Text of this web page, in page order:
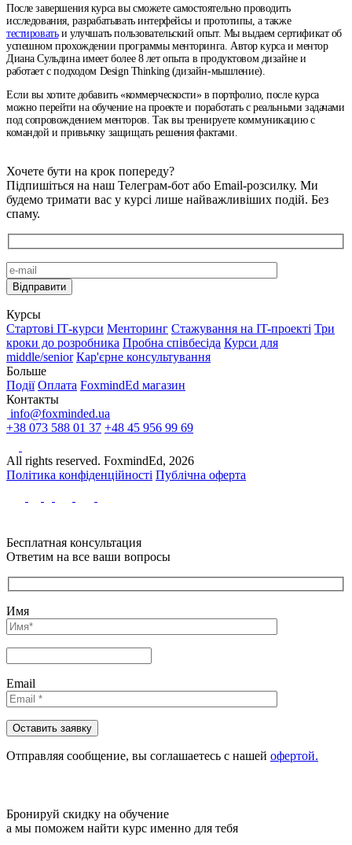
После завершения курса вы сможете самостоятельно проводить
исследования, разрабатывать интерфейсы и прототипы, а также
тестироватьи улучшать пользовательский опыт. Мы выдаем сертификат об
успешном прохождении программы менторинга. Автор курса и ментор
Диана Сульдина имеет более 8 лет опыта в продуктовом дизайне и
работает с подходом Design Thinking (дизайн-мышление).
Если вы хотите добавить «коммерческости» в портфолио, после курса
можно перейти на обучение на проекте и поработать с реальными задачами
под сопровождением менторов. Так вы тренируете коммуникацию с
командой и привычку защищать решения фактами.
Хочете бути на крок попереду?
Підпишіться на наш Телеграм-бот або Email-розсилку. Ми
будемо тримати вас у курсі лише найважливіших подій. Без
спаму.
Курсы
Стартові IТ-курси Менторинг Стажування на IT-проекті Три
кроки до розробника Пробна співбесіда Курси для
middle/senior Кар'єрне консультування
Больше
Події Оплата FoxmindEd магазин
Контакты
info@foxminded.ua
+38 073 588 01 37 +48 45 956 99 69
All rights reserved. FoxmindEd, 2026
Політика конфіденційності Публічна оферта
Бесплатная консультация
Ответим на все ваши вопросы
Имя
Email
Отправляя сообщениe, вы соглашаетесь с нашей офертой.
Бронируй скидку на обучение
а мы поможем найти курс именно для тебя